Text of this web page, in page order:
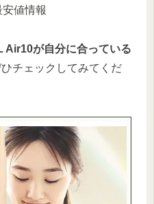
値情報
Air10が自分に合っている
チェックしてみてくだ